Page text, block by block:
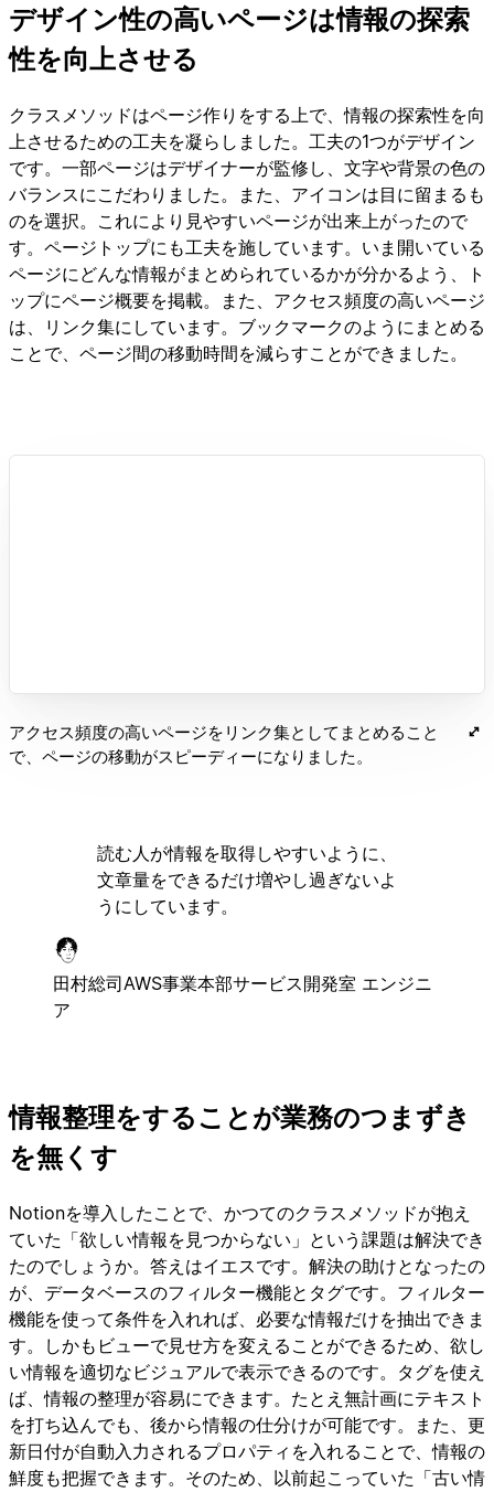
デザイン性の高いページは情報の探索
性を向上させる
クラスメソッドはページ作りをする上で、情報の探索性を向
上させるための工夫を凝らしました。工夫の1つがデザイン
です。一部ページはデザイナーが監修し、文字や背景の色の
バランスにこだわりました。また、アイコンは目に留まるも
のを選択。これにより見やすいページが出来上がったので
す。ページトップにも工夫を施しています。いま開いている
ページにどんな情報がまとめられているかが分かるよう、ト
ップにページ概要を掲載。また、アクセス頻度の高いページ
は、リンク集にしています。ブックマークのようにまとめる
ことで、ページ間の移動時間を減らすことができました。
アクセス頻度の高いページをリンク集としてまとめること
で、ページの移動がスピーディーになりました。
読む人が情報を取得しやすいように、
文章量をできるだけ増やし過ぎないよ
うにしています。
田村総司AWS事業本部サービス開発室 エンジニ
ア
情報整理をすることが業務のつまずき
を無くす
Notionを導入したことで、かつてのクラスメソッドが抱え
ていた「欲しい情報を見つからない」という課題は解決でき
たのでしょうか。答えはイエスです。解決の助けとなったの
が、データベースのフィルター機能とタグです。フィルター
機能を使って条件を入れれば、必要な情報だけを抽出できま
す。しかもビューで見せ方を変えることができるため、欲し
い情報を適切なビジュアルで表示できるのです。タグを使え
ば、情報の整理が容易にできます。たとえ無計画にテキスト
を打ち込んでも、後から情報の仕分けが可能です。また、更
新日付が自動入力されるプロパティを入れることで、情報の
鮮度も把握できます。そのため、以前起こっていた「古い情